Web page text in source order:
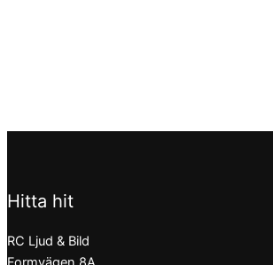
Hitta hit
RC Ljud & Bild